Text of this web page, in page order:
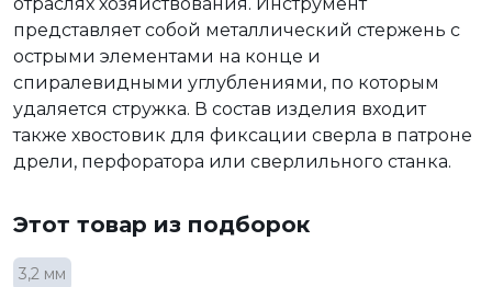
представляет собой металлический стержень с
острыми элементами на конце и
спиралевидными углублениями, по которым
удаляется стружка. В состав изделия входит
также хвостовик для фиксации сверла в патроне
дрели, перфоратора или сверлильного станка.
Этот товар из подборок
3,2 мм